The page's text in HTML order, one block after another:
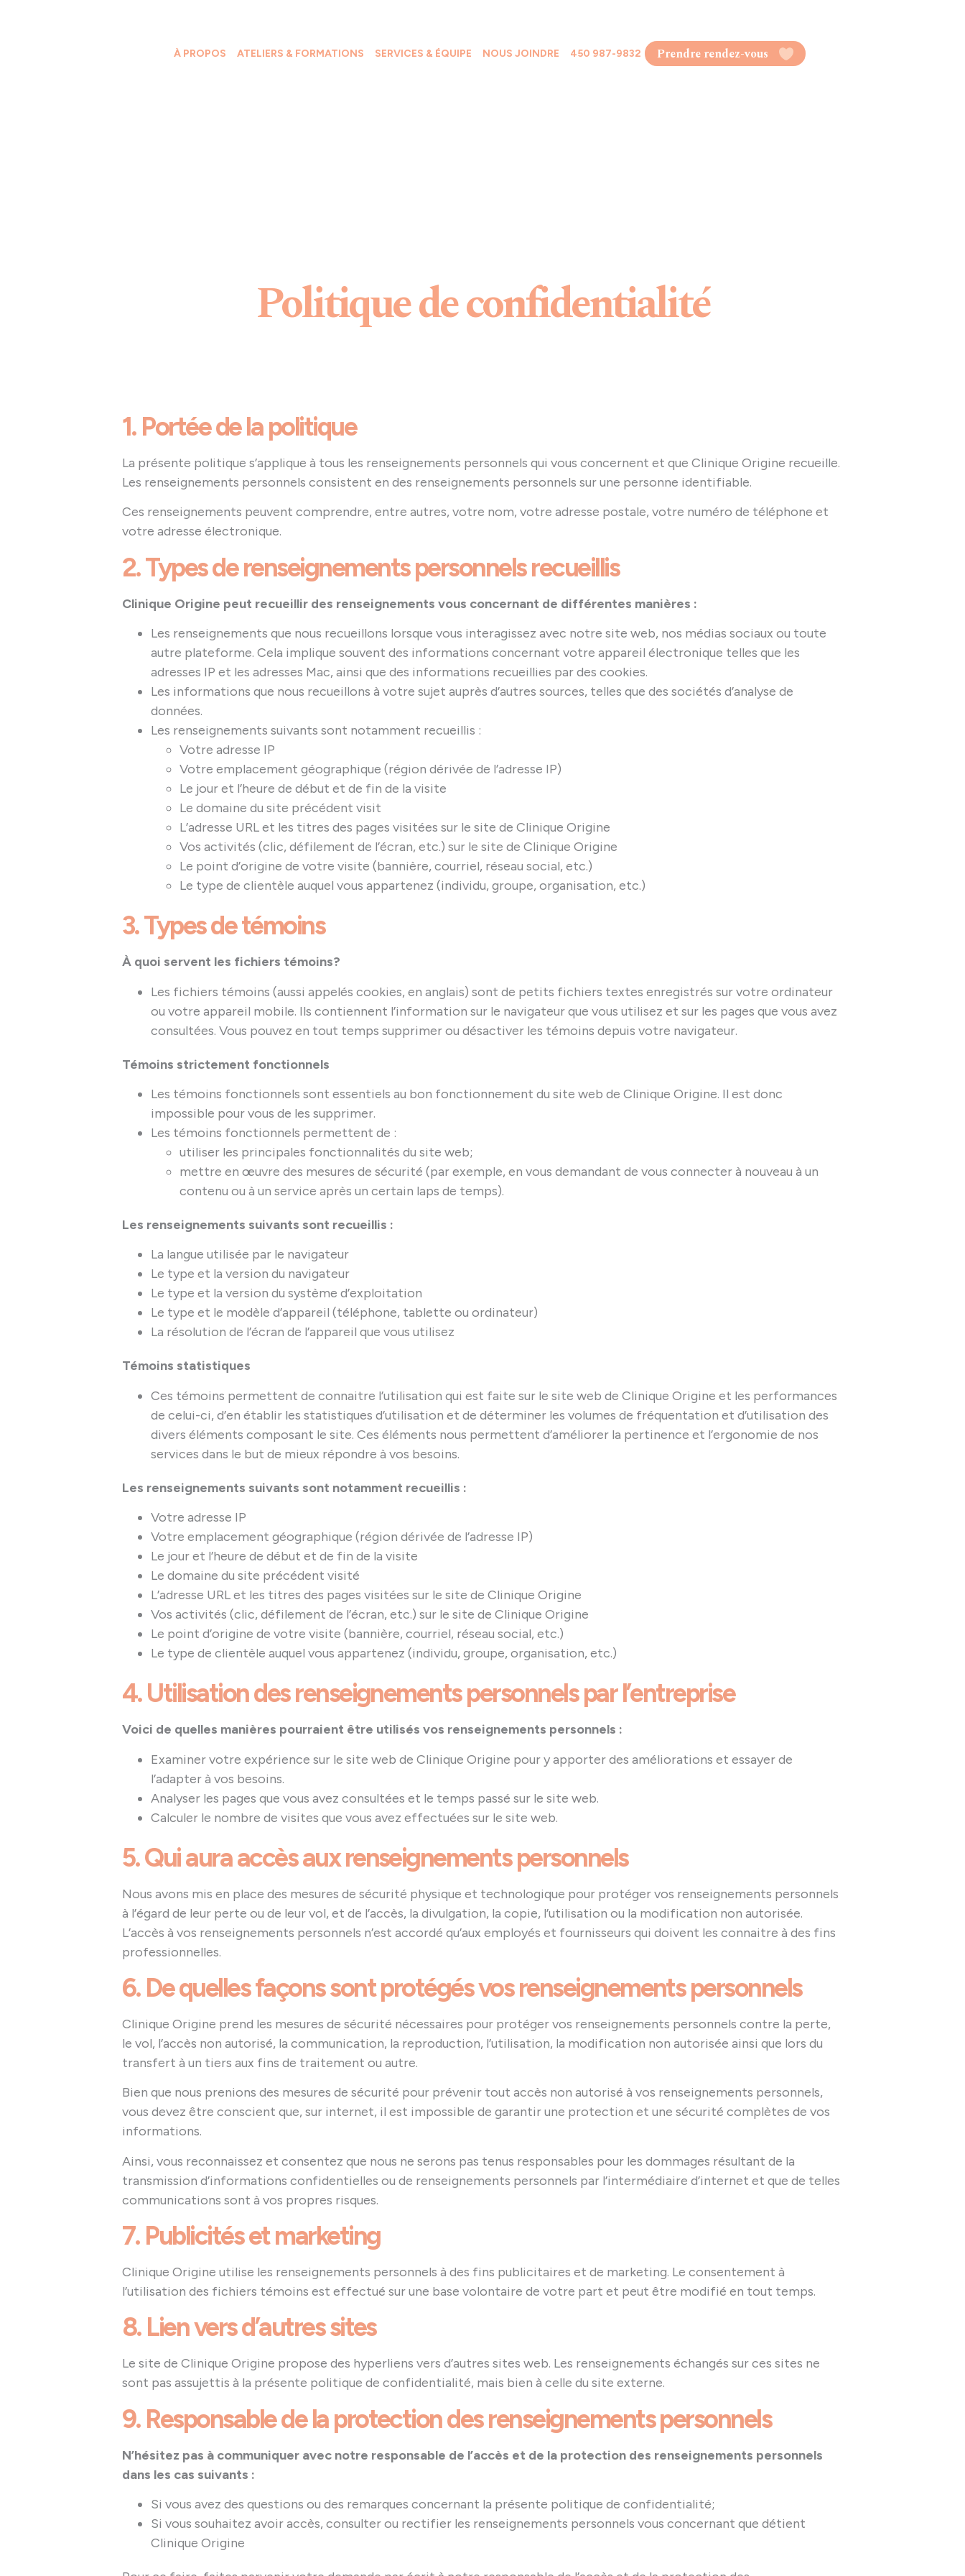
À PROPOS ATELIERS & FORMATIONS SERVICES & ÉQUIPE NOUS JOINDRE 450 987-9832 Prendre rendez-vous
Politique de confidentialité
1. Portée de la politique
La présente politique s’applique à tous les renseignements personnels qui vous concernent et que Clinique Origine recueille.
Les renseignements personnels consistent en des renseignements personnels sur une personne identifiable.
Ces renseignements peuvent comprendre, entre autres, votre nom, votre adresse postale, votre numéro de téléphone et
votre adresse électronique.
2. Types de renseignements personnels recueillis
Clinique Origine peut recueillir des renseignements vous concernant de différentes manières :
Les renseignements que nous recueillons lorsque vous interagissez avec notre site web, nos médias sociaux ou toute
autre plateforme. Cela implique souvent des informations concernant votre appareil électronique telles que les
adresses IP et les adresses Mac, ainsi que des informations recueillies par des cookies.
Les informations que nous recueillons à votre sujet auprès d’autres sources, telles que des sociétés d’analyse de
données.
Les renseignements suivants sont notamment recueillis :
Votre adresse IP
Votre emplacement géographique (région dérivée de l’adresse IP)
Le jour et l’heure de début et de fin de la visite
Le domaine du site précédent visit
L’adresse URL et les titres des pages visitées sur le site de Clinique Origine
Vos activités (clic, défilement de l’écran, etc.) sur le site de Clinique Origine
Le point d’origine de votre visite (bannière, courriel, réseau social, etc.)
Le type de clientèle auquel vous appartenez (individu, groupe, organisation, etc.)
3. Types de témoins
À quoi servent les fichiers témoins?
Les fichiers témoins (aussi appelés cookies, en anglais) sont de petits fichiers textes enregistrés sur votre ordinateur
ou votre appareil mobile. Ils contiennent l’information sur le navigateur que vous utilisez et sur les pages que vous avez
consultées. Vous pouvez en tout temps supprimer ou désactiver les témoins depuis votre navigateur.
Témoins strictement fonctionnels
Les témoins fonctionnels sont essentiels au bon fonctionnement du site web de Clinique Origine. Il est donc
impossible pour vous de les supprimer.
Les témoins fonctionnels permettent de :
utiliser les principales fonctionnalités du site web;
mettre en œuvre des mesures de sécurité (par exemple, en vous demandant de vous connecter à nouveau à un
contenu ou à un service après un certain laps de temps).
Les renseignements suivants sont recueillis :
La langue utilisée par le navigateur
Le type et la version du navigateur
Le type et la version du système d’exploitation
Le type et le modèle d’appareil (téléphone, tablette ou ordinateur)
La résolution de l’écran de l’appareil que vous utilisez
Témoins statistiques
Ces témoins permettent de connaitre l’utilisation qui est faite sur le site web de Clinique Origine et les performances
de celui-ci, d’en établir les statistiques d’utilisation et de déterminer les volumes de fréquentation et d’utilisation des
divers éléments composant le site. Ces éléments nous permettent d’améliorer la pertinence et l’ergonomie de nos
services dans le but de mieux répondre à vos besoins.
Les renseignements suivants sont notamment recueillis :
Votre adresse IP
Votre emplacement géographique (région dérivée de l’adresse IP)
Le jour et l’heure de début et de fin de la visite
Le domaine du site précédent visité
L’adresse URL et les titres des pages visitées sur le site de Clinique Origine
Vos activités (clic, défilement de l’écran, etc.) sur le site de Clinique Origine
Le point d’origine de votre visite (bannière, courriel, réseau social, etc.)
Le type de clientèle auquel vous appartenez (individu, groupe, organisation, etc.)
4. Utilisation des renseignements personnels par l’entreprise
Voici de quelles manières pourraient être utilisés vos renseignements personnels :
Examiner votre expérience sur le site web de Clinique Origine pour y apporter des améliorations et essayer de
l’adapter à vos besoins.
Analyser les pages que vous avez consultées et le temps passé sur le site web.
Calculer le nombre de visites que vous avez effectuées sur le site web.
5. Qui aura accès aux renseignements personnels
Nous avons mis en place des mesures de sécurité physique et technologique pour protéger vos renseignements personnels
à l’égard de leur perte ou de leur vol, et de l’accès, la divulgation, la copie, l’utilisation ou la modification non autorisée.
L’accès à vos renseignements personnels n’est accordé qu’aux employés et fournisseurs qui doivent les connaitre à des fins
professionnelles.
6. De quelles façons sont protégés vos renseignements personnels
Clinique Origine prend les mesures de sécurité nécessaires pour protéger vos renseignements personnels contre la perte,
le vol, l’accès non autorisé, la communication, la reproduction, l’utilisation, la modification non autorisée ainsi que lors du
transfert à un tiers aux fins de traitement ou autre.
Bien que nous prenions des mesures de sécurité pour prévenir tout accès non autorisé à vos renseignements personnels,
vous devez être conscient que, sur internet, il est impossible de garantir une protection et une sécurité complètes de vos
informations.
Ainsi, vous reconnaissez et consentez que nous ne serons pas tenus responsables pour les dommages résultant de la
transmission d’informations confidentielles ou de renseignements personnels par l’intermédiaire d’internet et que de telles
communications sont à vos propres risques.
7. Publicités et marketing
Clinique Origine utilise les renseignements personnels à des fins publicitaires et de marketing. Le consentement à
l’utilisation des fichiers témoins est effectué sur une base volontaire de votre part et peut être modifié en tout temps.
8. Lien vers d’autres sites
Le site de Clinique Origine propose des hyperliens vers d’autres sites web. Les renseignements échangés sur ces sites ne
sont pas assujettis à la présente politique de confidentialité, mais bien à celle du site externe.
9. Responsable de la protection des renseignements personnels
N’hésitez pas à communiquer avec notre responsable de l’accès et de la protection des renseignements personnels
dans les cas suivants :
Si vous avez des questions ou des remarques concernant la présente politique de confidentialité;
Si vous souhaitez avoir accès, consulter ou rectifier les renseignements personnels vous concernant que détient
Clinique Origine